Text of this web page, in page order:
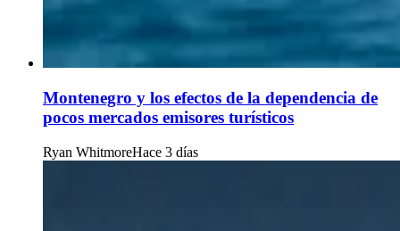
Montenegro y los efectos de la dependencia de
pocos mercados emisores turísticos
Ryan WhitmoreHace 3 días